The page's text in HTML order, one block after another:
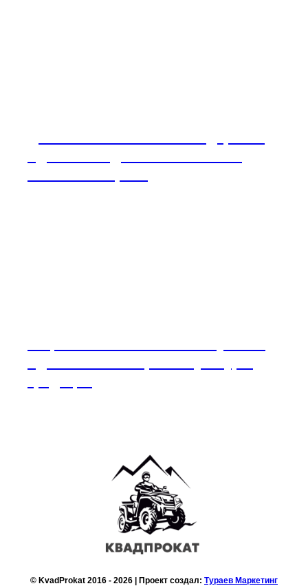
© KvadProkat 2016 - 2026 | Проект создал: Тураев Маркетинг